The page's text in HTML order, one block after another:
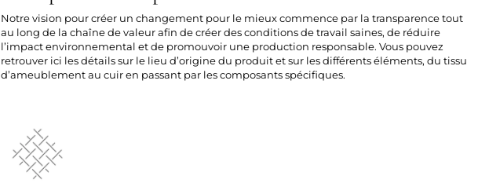
Notre vision pour créer un changement pour le mieux commence par la transparence tout
au long de la chaîne de valeur afin de créer des conditions de travail saines, de réduire
l’impact environnemental et de promouvoir une production responsable. Vous pouvez
retrouver ici les détails sur le lieu d’origine du produit et sur les différents éléments, du tissu
d’ameublement au cuir en passant par les composants spécifiques.